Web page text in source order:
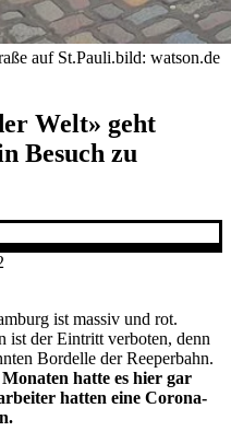
auf St.Pauli.bild: watson.de
Welt» geht
Besuch zu
ist massiv und rot.
ist der Eintritt verboten, denn
Bordelle der Reeperbahn.
hatte es hier gar
hatten eine Corona-